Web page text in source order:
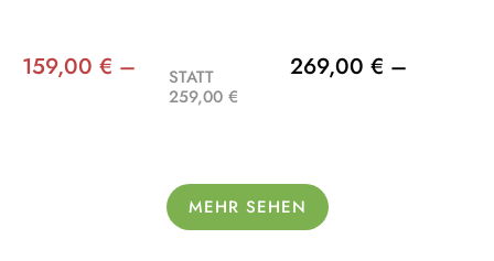
159,00 € –
STATT
259,00 €
269,00 € –
MEHR SEHEN